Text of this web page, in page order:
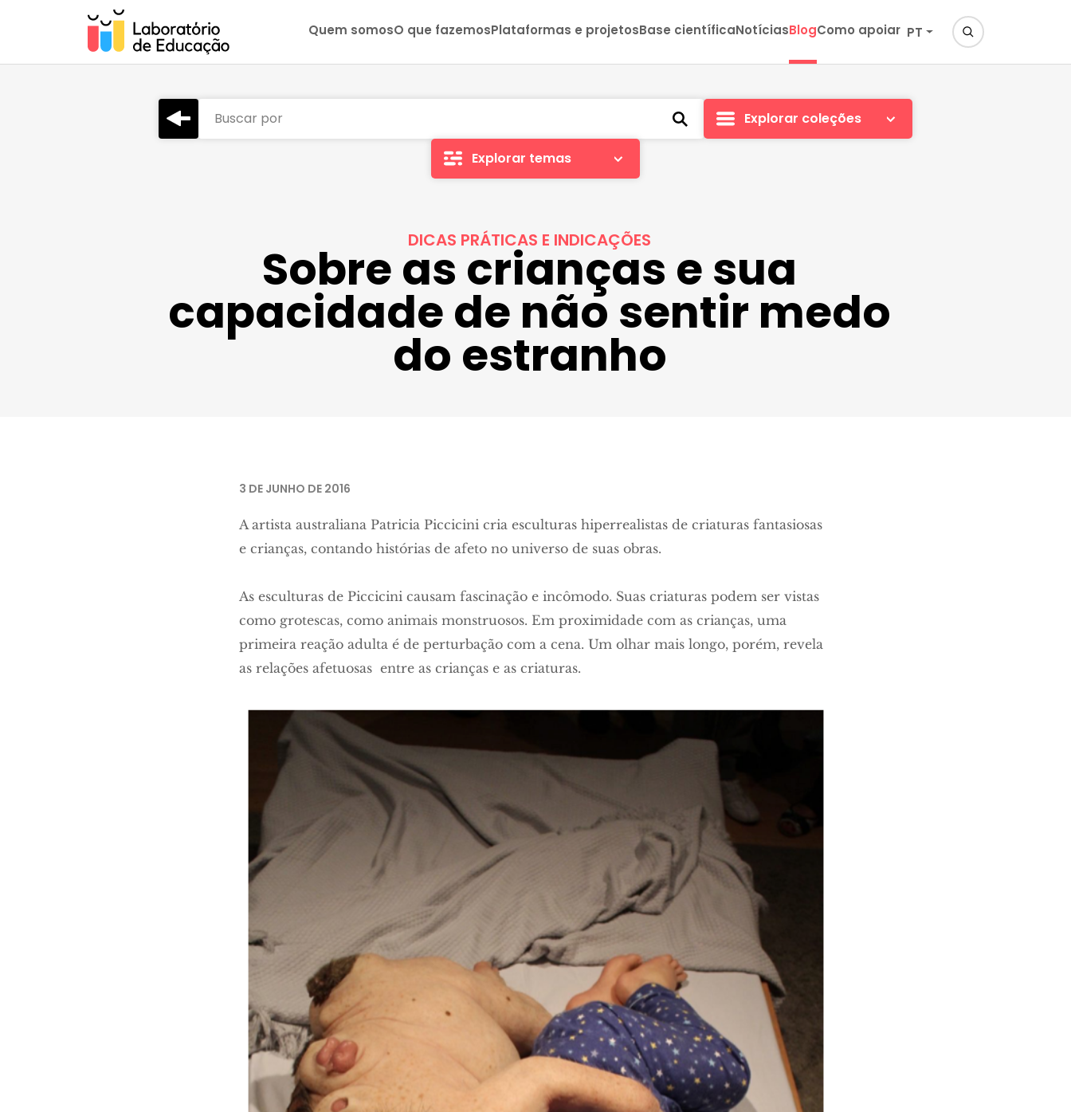
Quem somosO que fazemosPlataformas e projetosBase científicaNotíciasBlogComo apoiar PT
Buscar por Explorar coleções
Explorar temas
DICAS PRÁTICAS E INDICAÇÕES
Sobre as crianças e sua
capacidade de não sentir medo
do estranho
3 DE JUNHO DE 2016
A artista australiana Patricia Piccicini cria esculturas hiperrealistas de criaturas fantasiosas
e crianças, contando histórias de afeto no universo de suas obras.
As esculturas de Piccicini causam fascinação e incômodo. Suas criaturas podem ser vistas
como grotescas, como animais monstruosos. Em proximidade com as crianças, uma
primeira reação adulta é de perturbação com a cena. Um olhar mais longo, porém, revela
as relações afetuosas entre as crianças e as criaturas.